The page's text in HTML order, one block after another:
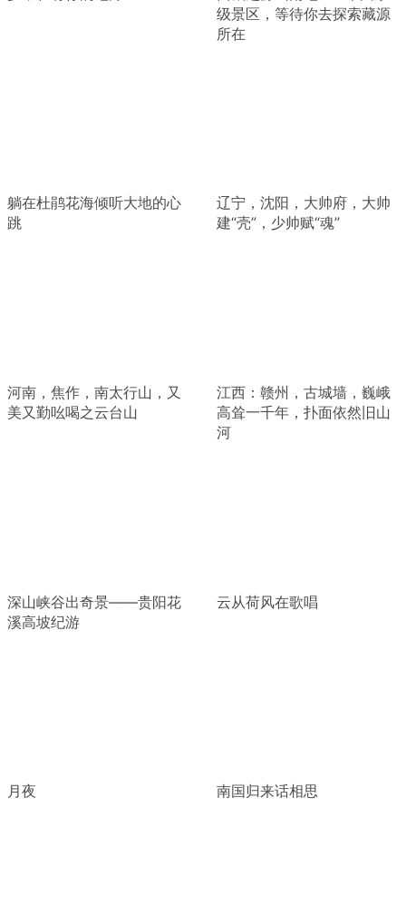
级景区，等待你去探索藏源
所在
躺在杜鹃花海倾听大地的心
跳
辽宁，沈阳，大帅府，大帅
建“壳”，少帅赋“魂”
河南，焦作，南太行山，又
美又勤吆喝之云台山
江西：赣州，古城墙，巍峨
高耸一千年，扑面依然旧山
河
深山峡谷出奇景——贵阳花
溪高坡纪游
云从荷风在歌唱
月夜 南国归来话相思